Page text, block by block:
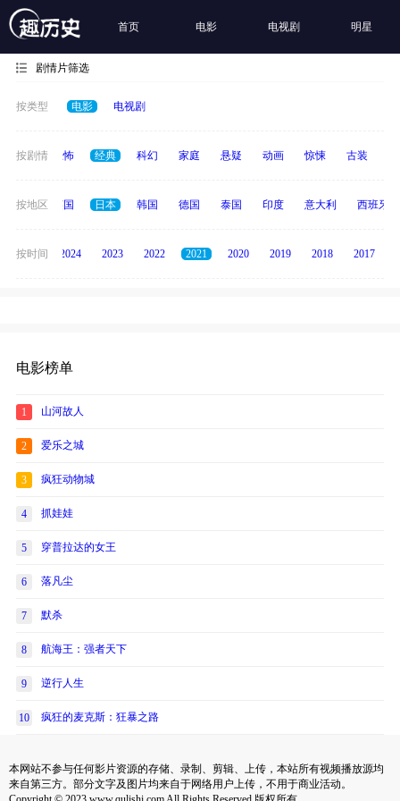
首页 电影 电视剧 明星
剧情片筛选
按类型 电影 电视剧
按剧情
冒险 恐怖 经典 科幻 家庭 悬疑 动画 惊悚 古装
按地区
法国 英国 日本 韩国 德国 泰国 印度 意大利 西班牙
按时间
2025 2024 2023 2022 2021 2020 2019 2018 2017
电影榜单
1 山河故人
2 爱乐之城
3 疯狂动物城
4 抓娃娃
5 穿普拉达的女王
6 落凡尘
7 默杀
8 航海王：强者天下
9 逆行人生
10 疯狂的麦克斯：狂暴之路
本网站不参与任何影片资源的存储、录制、剪辑、上传，本站所有视频播放源均
来自第三方。部分文字及图片均来自于网络用户上传，不用于商业活动。